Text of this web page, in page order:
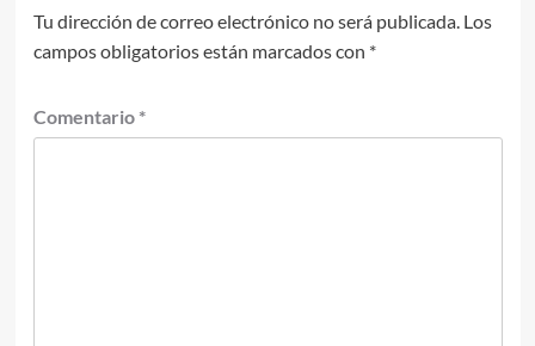
Tu dirección de correo electrónico no será publicada. Los
campos obligatorios están marcados con *
Comentario *